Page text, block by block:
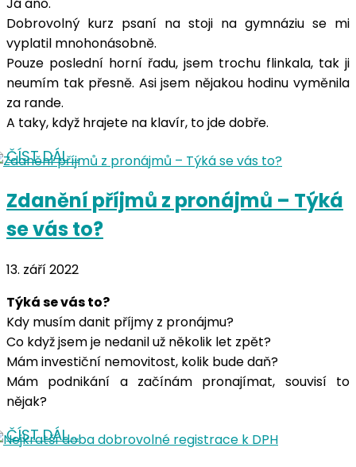
Dobrovolný kurz psaní na stoji na gymnáziu se mi
vyplatil mnohonásobně.
Pouze poslední horní řadu, jsem trochu flinkala, tak ji
neumím tak přesně. Asi jsem nějakou hodinu vyměnila
za rande.
A taky, když hrajete na klavír, to jde dobře.
ČÍST DÁL …
Zdanění příjmů z pronájmů – Týká
se vás to?
13. září 2022
Týká se vás to?
Kdy musím danit příjmy z pronájmu?
Co když jsem je nedanil už několik let zpět?
Mám investiční nemovitost, kolik bude daň?
Mám podnikání a začínám pronajímat, souvisí to
nějak?
ČÍST DÁL …